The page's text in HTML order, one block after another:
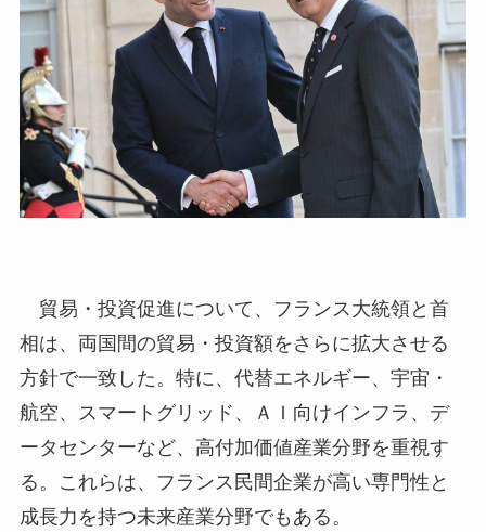
貿易・投資促進について、フランス大統領と首
相は、両国間の貿易・投資額をさらに拡大させる
方針で一致した。特に、代替エネルギー、宇宙・
航空、スマートグリッド、ＡＩ向けインフラ、デ
ータセンターなど、高付加価値産業分野を重視す
る。これらは、フランス民間企業が高い専門性と
成長力を持つ未来産業分野でもある。